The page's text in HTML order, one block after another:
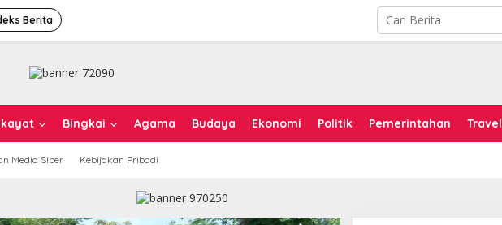
Berita
Bingkai Agama Budaya Ekonomi Politik Pemerintahan Travel
Media Siber Kebijakan Pribadi